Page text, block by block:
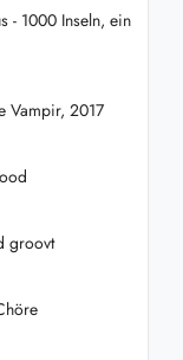
- 1000 Inseln, ein
Vampir, 2017
groovt